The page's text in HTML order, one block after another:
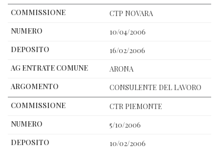
CTP NOVARA
10/04/2006
16/02/2006
ARONA
CONSULENTE DEL LAVORO
CTR PIEMONTE
5/10/2006
10/02/2006